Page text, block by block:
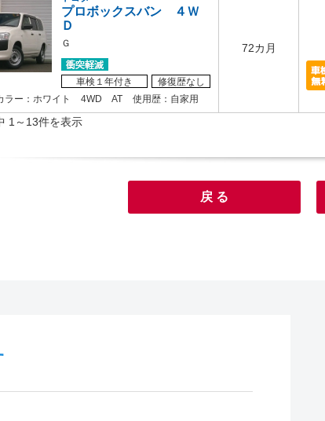
プロボックスバン ４Ｗ
Ｄ
Ｇ
車検１年付き
修復歴なし
ラー：ホワイト 4WD AT 使用歴：自家用
72カ月
1～13件を表示
戻 る